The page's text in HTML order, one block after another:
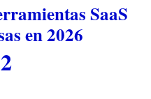
SaaS
en 2026
2